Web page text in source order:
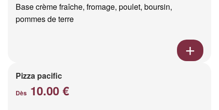
Base crème fraîche, fromage, poulet, boursin,
pommes de terre
Pizza pacific
Dès 10.00 €